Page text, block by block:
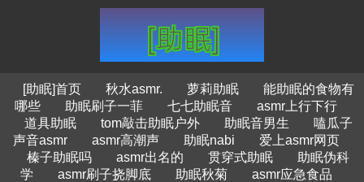
[助眠]首页 秋水asmr. 萝莉助眠
能助眠的食物有
哪些
助眠刷子一菲 七七助眠音
asmr上行下行
道具助眠
tom敲击助眠户外 助眠音男生
嗑瓜子
声音asmr
asmr高潮声 助眠nabi
爱上asmr网页
榛子助眠吗
asmr出名的 贯穿式助眠
助眠伪科
学
asmr刷子挠脚底 助眠秋菊 asmr应急食品